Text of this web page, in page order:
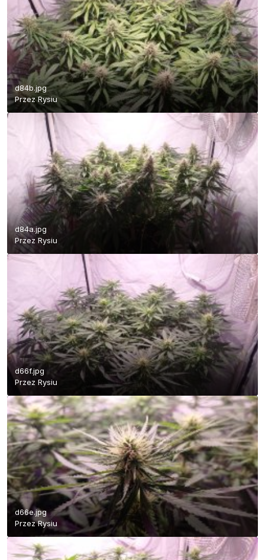
d84b.jpg
PrzezRysiu
d84a.jpg
Przez Rysiu
d66f.jpg
Przez Rysiu
d66e.jpg
PrzezRysiu